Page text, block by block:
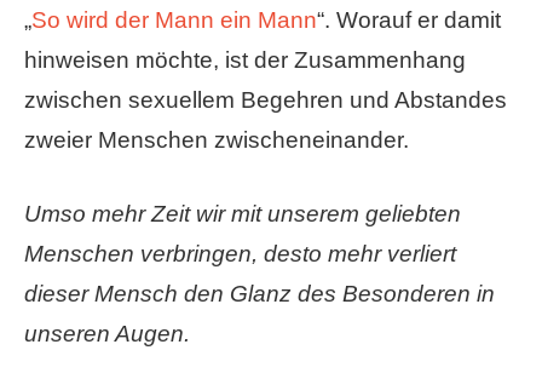
„So wird der Mann ein Mann“. Worauf er damit
hinweisen möchte, ist der Zusammenhang
zwischen sexuellem Begehren und Abstandes
zweier Menschen zwischeneinander.
Umso mehr Zeit wir mit unserem geliebten
Menschen verbringen, desto mehr verliert
dieser Mensch den Glanz des Besonderen in
unseren Augen.